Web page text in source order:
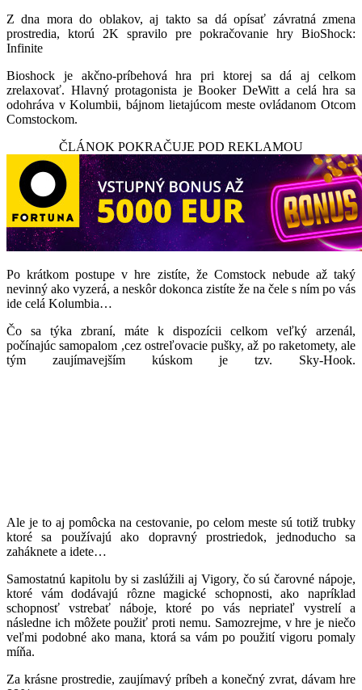
Z dna mora do oblakov, aj takto sa dá opísať závratná zmena
prostredia, ktorú 2K spravilo pre pokračovanie hry BioShock:
Infinite
Bioshock je akčno-príbehová hra pri ktorej sa dá aj celkom
zrelaxovať. Hlavný protagonista je Booker DeWitt a celá hra sa
odohráva v Kolumbii, bájnom lietajúcom meste ovládanom Otcom
Comstockom.
ČLÁNOK POKRAČUJE POD REKLAMOU
Po krátkom postupe v hre zistíte, že Comstock nebude až taký
nevinný ako vyzerá, a neskôr dokonca zistíte že na čele s ním po vás
ide celá Kolumbia…
Čo sa týka zbraní, máte k dispozícii celkom veľký arzenál,
počínajúc samopalom ,cez ostreľovacie pušky, až po raketomety, ale
tým zaujímavejším kúskom je tzv. Sky-Hook.
Ale je to aj pomôcka na cestovanie, po celom meste sú totiž trubky
ktoré sa používajú ako dopravný prostriedok, jednoducho sa
zaháknete a idete…
Samostatnú kapitolu by si zaslúžili aj Vigory, čo sú čarovné nápoje,
ktoré vám dodávajú rôzne magické schopnosti, ako napríklad
schopnosť vstrebať náboje, ktoré po vás nepriateľ vystrelí a
následne ich môžete použiť proti nemu. Samozrejme, v hre je niečo
veľmi podobné ako mana, ktorá sa vám po použití vigoru pomaly
míňa.
Za krásne prostredie, zaujímavý príbeh a konečný zvrat, dávam hre